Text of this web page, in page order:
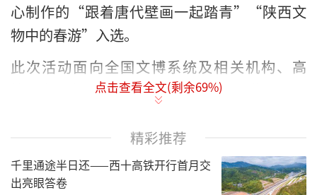
心制作的“跟着唐代壁画一起踏青”“陕西文
物中的春游”入选。
此次活动面向全国文博系统及相关机构、高
校、企业广泛征集AI创意视频作品，征集过程引
辖市的各级各类博物馆、纪念馆、考古机构、
科研院所、高等院校、企事业单位及相关媒体
单位积极响应，截至5月底已有近百部原创视频
点击查看全文(剩余69%)
精彩推荐
千里通途半日还——西十高铁开行首月交
出亮眼答卷